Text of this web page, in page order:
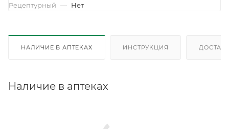
Рецептурный — Нет
НАЛИЧИЕ В АПТЕКАХ ИНСТРУКЦИЯ
Наличие в аптеках